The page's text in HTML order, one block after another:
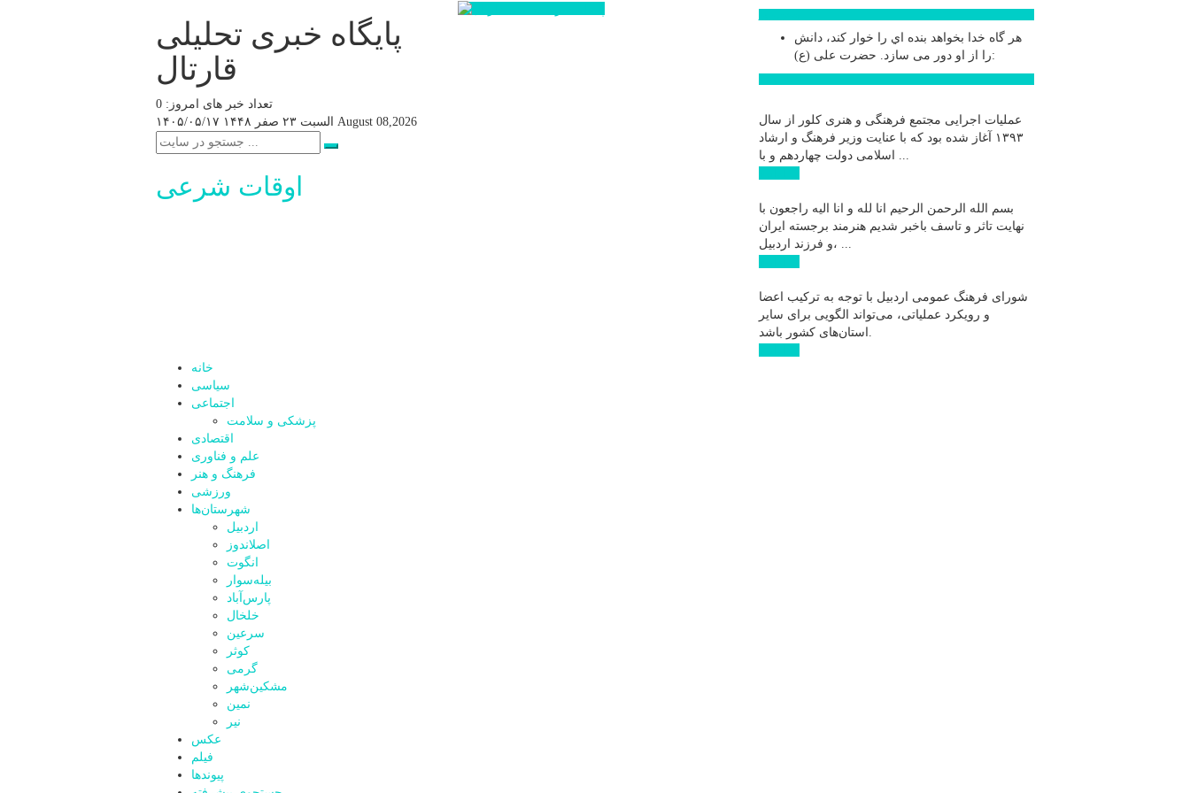
هر گاه خدا بخواهد بنده اي را خوار كند، دانش
را از او دور می سازد.حضرت علی (ع):
عملیات اجرایی مجتمع فرهنگی و هنری کلور از سال
۱۳۹۳ آغاز شده بود که با عنایت وزیر فرهنگ و ارشاد
اسلامی دولت چهاردهم و با ...
بسم الله الرحمن الرحیم انا لله و انا الیه راجعون با
نهایت تاثر و تاسف باخبر شدیم هنرمند برجسته ایران
و فرزند اردبیل، ...
شورای فرهنگ عمومی اردبیل با توجه به ترکیب اعضا
و رویکرد عملیاتی، می‌تواند الگویی برای سایر
استان‌های کشور باشد.
پایگاه خبری تحلیلی
قارتال
تعداد خبر های امروز: 0
۱۴۰۵/۰۵/۱۷
السبت ۲۳ صفر ۱۴۴۸ August 08,2026
اوقات شرعی
خانه
سیاسی
اجتماعی
پزشکی و سلامت
اقتصادی
علم و فناوری
فرهنگ و هنر
ورزشی
شهرستان‌ها
اردبیل
اصلاندوز
انگوت
بیله‌سوار
پارس‌آباد
خلخال
سرعین
کوثر
گرمی
مشکین‌شهر
نمین
نیر
عکس
فیلم
پیوندها